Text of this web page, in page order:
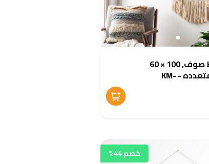
سجادة حائط صوف, 100 × 60
سم, الوان متعدده - KM-
خصم 44%